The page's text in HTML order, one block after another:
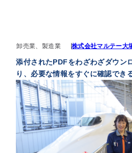
卸売業、製造業 株式会社マルテー大
添付されたPDFをわざわざダウン
り、必要な情報をすぐに確認でき